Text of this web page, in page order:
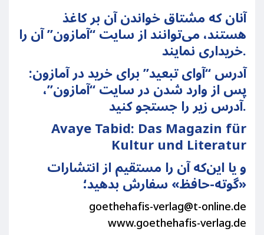
آنان که مشتاق خواندن آن بر کاغذ
هستند، می‌توانند از سایت “آمازون” آن را
خریداری نمایند.
آدرس “آوای تبعید” برای خرید در آمازون:
پس از وارد شدن در سایت “آمازون”،
آدرس زیر را جستجو کنید.
Avaye Tabid: Das Magazin für
Kultur und Literatur
و یا این‌که آن را مستقیم از انتشارات
«گوته-حافظ» سفارش بدهید؛
goethehafis-verlag@t-online.de
www.goethehafis-verlag.de